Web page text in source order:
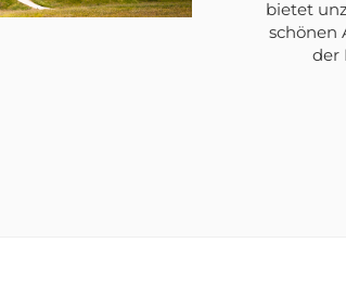
wurden
von St.